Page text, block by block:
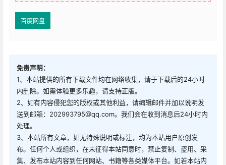
百度网盘
免责声明：
1、本站提供的所有下载文件均在网络收集，请于下载后的24小时
内删除。如需体验更多乐趣，请支持正版。
2、如有内容侵犯您的版权或其他利益，请编辑邮件并加以说明发
送到邮箱：202993795@qq.com。我们会在收到消息后24小时内
处理。
3、本站所有文章，如无特殊说明或标注，均为本站用户原创发
布。任何个人或组织，在未征得本站同意时，禁止复制、盗用、采
集、发布本站内容到任何网站、书籍等各类媒体平台。如若本站内